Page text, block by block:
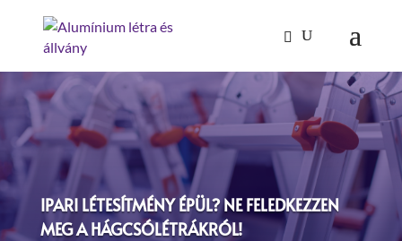
IPARI LÉTESÍTMÉNY ÉPÜL? NE FELEDKEZZEN
MEG A HÁGCSÓLÉTRÁKRÓL!